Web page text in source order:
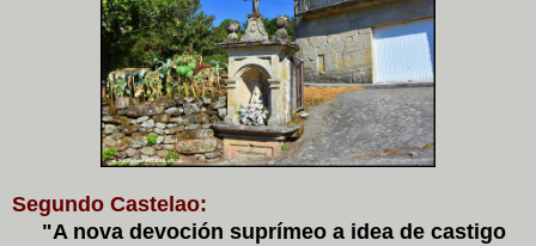
Segundo Castelao:
"A nova devoción suprímeo a idea de castigo